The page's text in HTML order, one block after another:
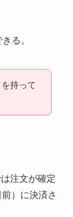
る。
持って
注文が確定
）に決済さ